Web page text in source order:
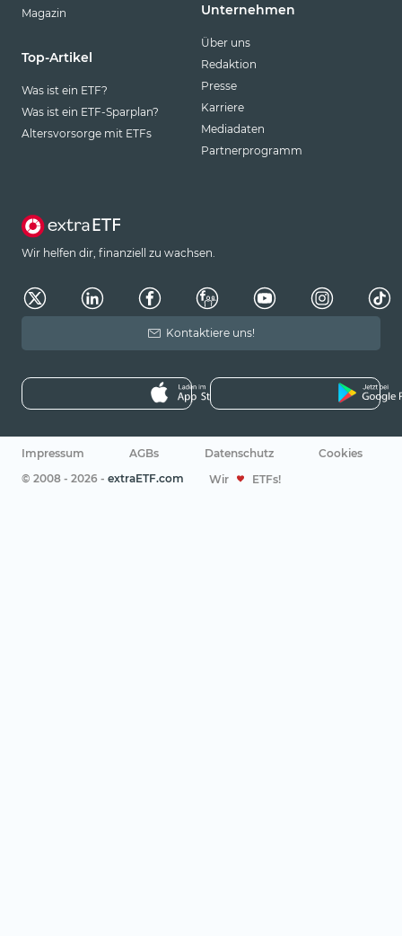
Magazin
Top-Artikel
Was ist ein ETF?
Was ist ein ETF-Sparplan?
Altersvorsorge mit ETFs
Unternehmen
Über uns
Redaktion
Presse
Karriere
Mediadaten
Partnerprogramm
Wir helfen dir, finanziell zu wachsen.
Kontaktiere uns!
Impressum AGBs Datenschutz
Cookies
© 2008 - 2026 - extraETF.com Wir ETFs!